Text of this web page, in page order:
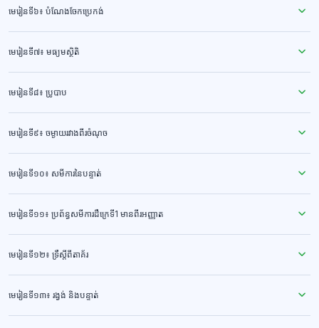
មេរៀនទី៦៖ បំណែងចែកប្រេកង់
មេរៀនទី៧៖ មធ្យមស្ថិតិ
មេរៀនទី៨៖ ប្រូបាប
មេរៀនទី៩៖ ចម្ងាយរវាងពីរចំណុច
មេរៀនទី១០៖ សមីការនៃបន្ទាត់
មេរៀនទី១១៖ ប្រព័ន្ធសមីការដឺក្រេទី1 មានពីរអញ្ញាត
មេរៀនទី១២៖ ទ្រឹស្ដីពីតាគ័រ
មេរៀនទី១៣៖ រង្វង់ និងបន្ទាត់